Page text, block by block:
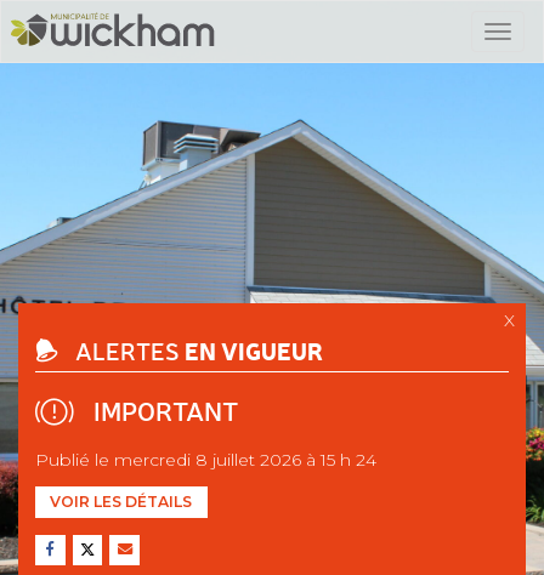
X
ALERTES EN VIGUEUR
IMPORTANT
Publié le mercredi 8 juillet 2026 à 15 h 24
VOIR LES DÉTAILS